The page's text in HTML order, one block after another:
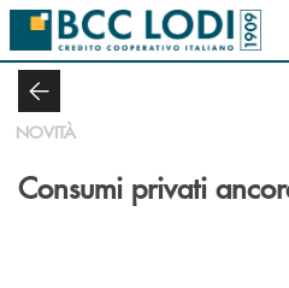
Salta al contenuto principale
NOVITÀ
Consumi privati